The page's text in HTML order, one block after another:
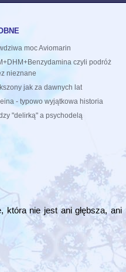
moc Aviomarin
czyli podróż
nieznane
jak za dawnych lat
- typowo wyjątkowa historia
"delirką" a psychodelą
która nie jest ani głębsza, ani